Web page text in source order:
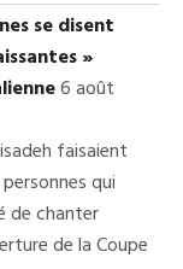
se disent
»
6 août
faisaient
qui
de chanter
de la Coupe